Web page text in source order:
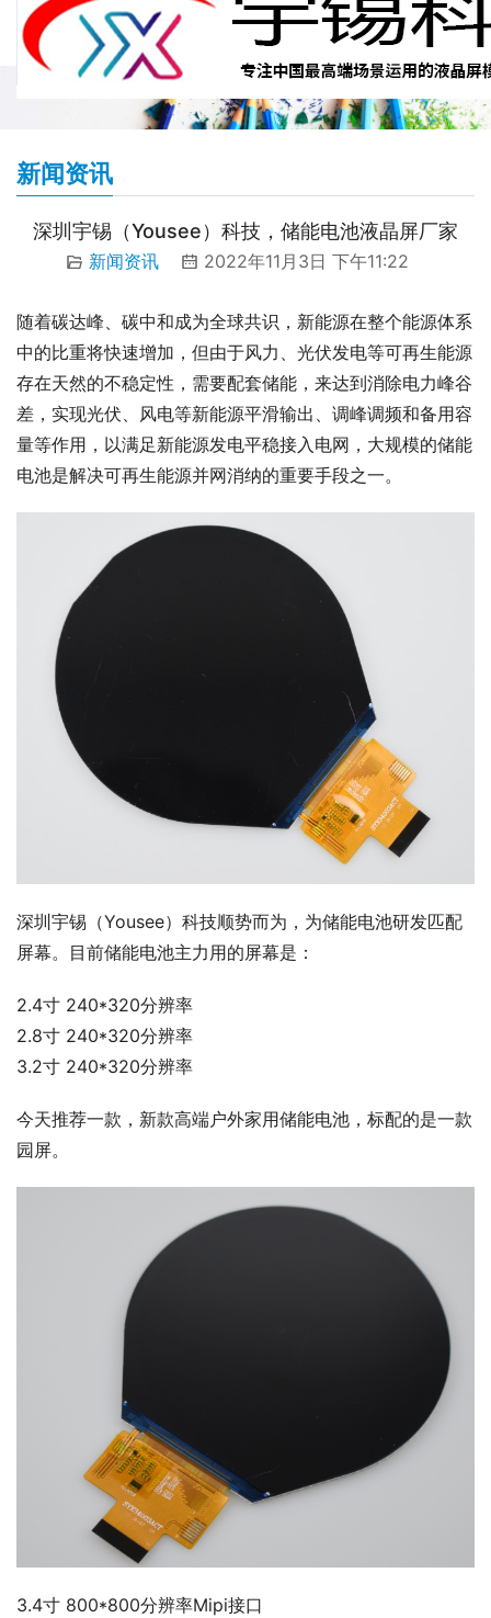
新闻资讯
深圳宇锡（Yousee）科技，储能电池液晶屏厂家
新闻资讯 2022年11月3日 下午11:22
随着碳达峰、碳中和成为全球共识，新能源在整个能源体系
中的比重将快速增加，但由于风力、光伏发电等可再生能源
存在天然的不稳定性，需要配套储能，来达到消除电力峰谷
差，实现光伏、风电等新能源平滑输出、调峰调频和备用容
量等作用，以满足新能源发电平稳接入电网，大规模的储能
电池是解决可再生能源并网消纳的重要手段之一。
深圳宇锡（Yousee）科技顺势而为，为储能电池研发匹配
屏幕。目前储能电池主力用的屏幕是：
2.4寸 240*320分辨率
2.8寸 240*320分辨率
3.2寸 240*320分辨率
今天推荐一款，新款高端户外家用储能电池，标配的是一款
园屏。
3.4寸 800*800分辨率Mipi接口